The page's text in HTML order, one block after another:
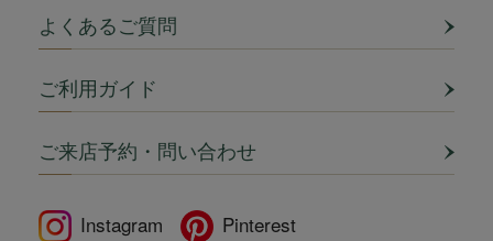
よくあるご質問
ご利用ガイド
ご来店予約・問い合わせ
Instagram
Pinterest